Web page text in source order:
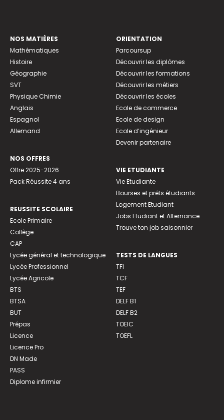
NOS MATIÈRES
Mathématiques
Histoire
Géographie
SVT
Physique Chimie
Anglais
Espagnol
Allemand
NOS OFFRES
Offre 2025-2026
Pack Réussite 4 ans
REUSSITE SCOLAIRE
Ecole Primaire
Collège
CAP
Lycée général et technologique
Lycée Professionnel
Lycée Agricole
BTS
BTSA
BUT
Prépas
Licence
Licence Pro
DN Made
PASS
Diplome infirmier
ORIENTATION
Parcoursup
Découvrir les diplômes
Découvrir les formations
Découvrir les métiers
Découvrir les écoles
Ecole de commerce
Ecole de design
Ecole d’ingénieur
Devenir partenaire
VIE ETUDIANTE
Vie Etudiante
Bourses et prêts étudiants
Logement Etudiant
Jobs Etudiant et Alternance
Trouve ton job saisonnier
TESTS DE LANGUES
TFI
TCF
TEF
DELF B1
DELF B2
TOEIC
TOEFL